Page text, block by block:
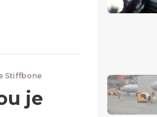
Stiffbone
je